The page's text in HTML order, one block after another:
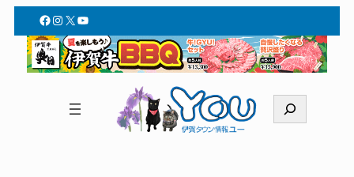
Facebook
Instagram
X YouTube
索